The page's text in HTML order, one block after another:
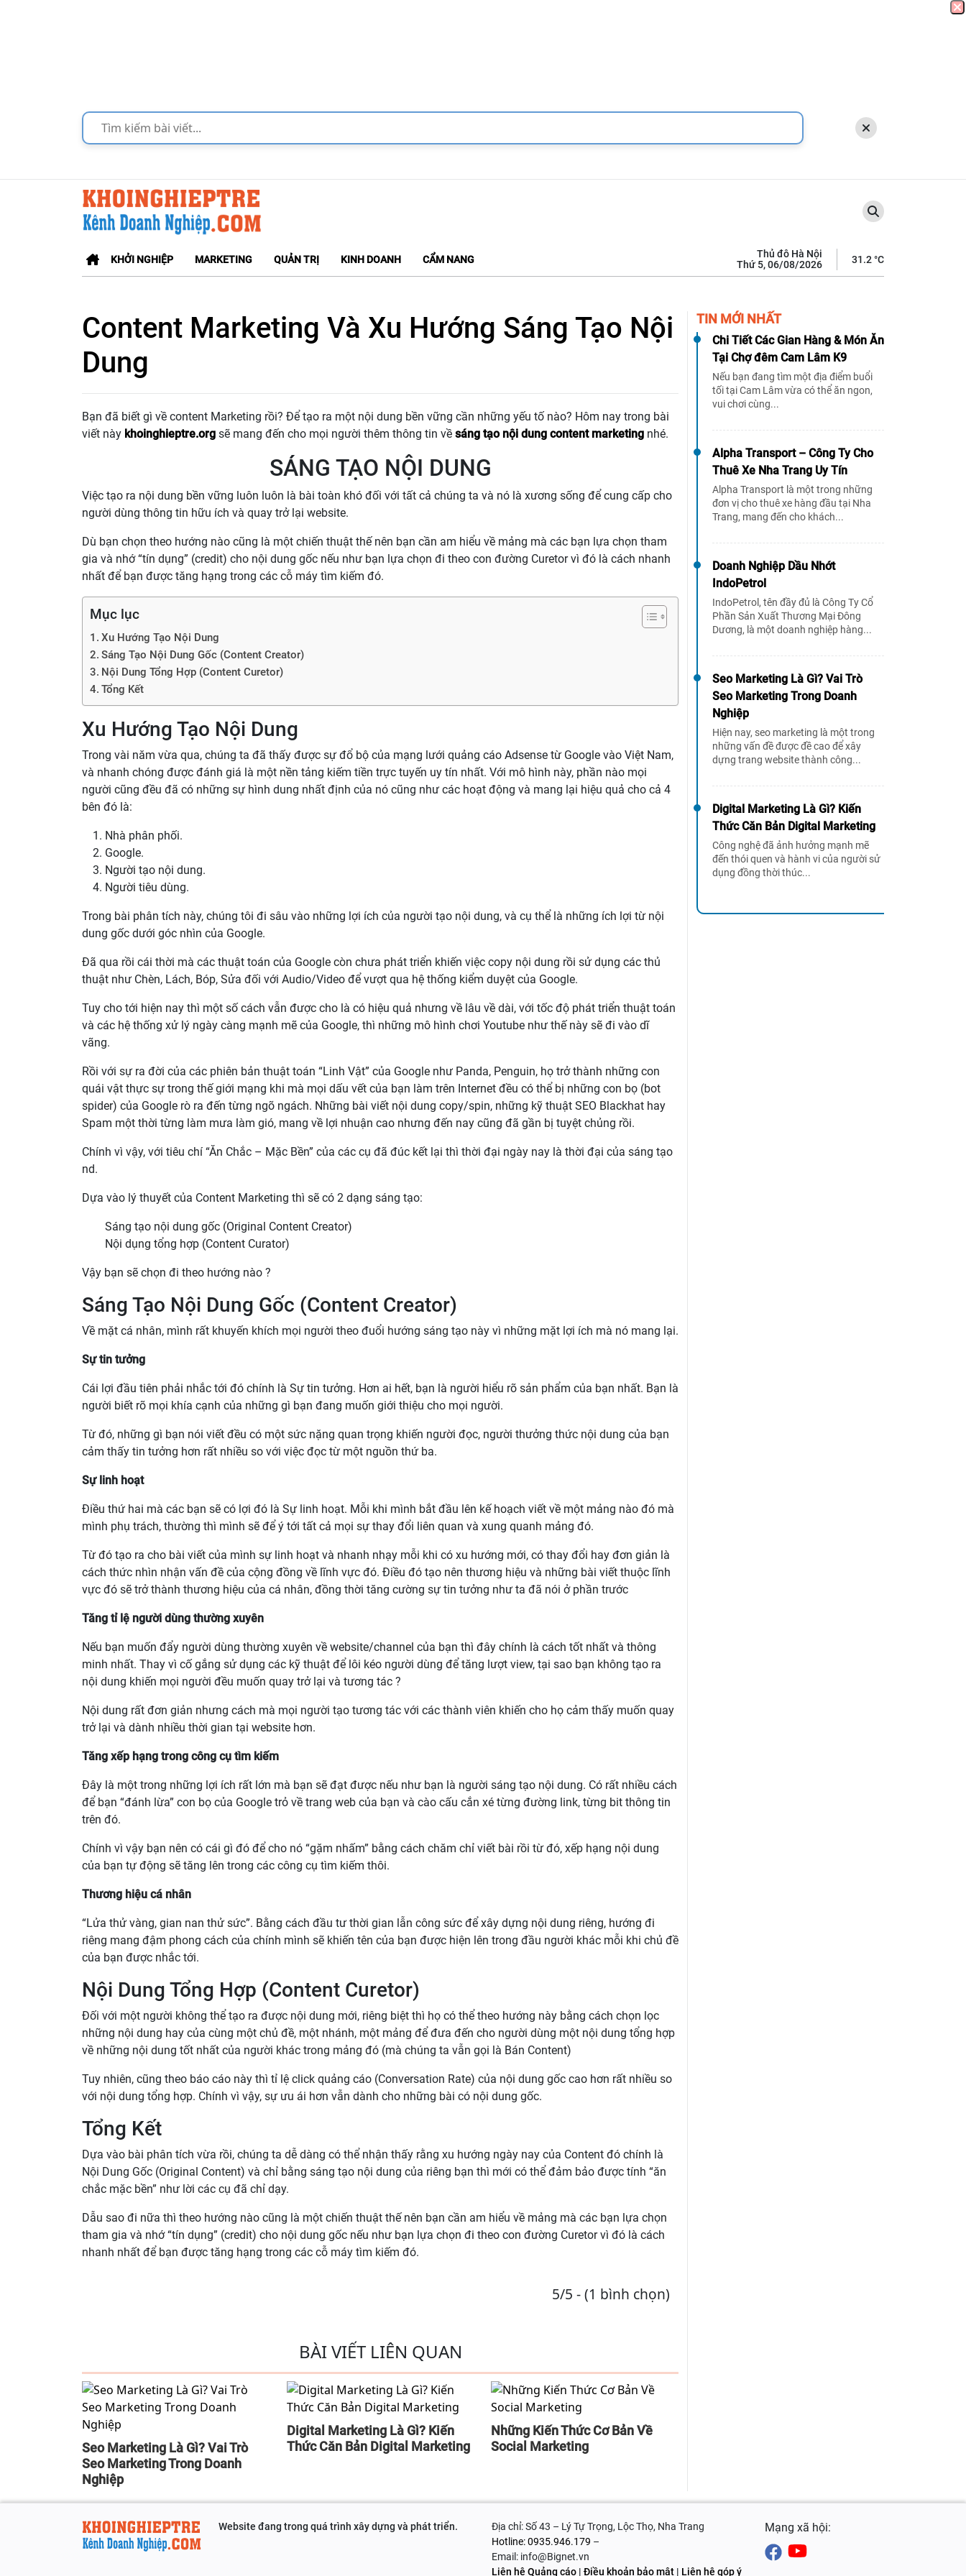
KHỞI NGHIỆP MARKETING QUẢN TRỊ KINH DOANH CẨM NANG
Thủ đô Hà Nội
Thứ 5, 06/08/2026
31.2 °C
Content Marketing Và Xu Hướng Sáng Tạo Nội
Dung
Bạn đã biết gì về content Marketing rồi? Để tạo ra một nội dung bền vững cần những yếu tố nào? Hôm nay trong bài
viết này khoinghieptre.org sẽ mang đến cho mọi người thêm thông tin về sáng tạo nội dung content marketing nhé.
SÁNG TẠO NỘI DUNG
Việc tạo ra nội dung bền vững luôn luôn là bài toàn khó đối với tất cả chúng ta và nó là xương sống để cung cấp cho
người dùng thông tin hữu ích và quay trở lại website.
Dù bạn chọn theo hướng nào cũng là một chiến thuật thế nên bạn cần am hiểu về mảng mà các bạn lựa chọn tham
gia và nhớ “tín dụng” (credit) cho nội dung gốc nếu như bạn lựa chọn đi theo con đường Curetor vì đó là cách nhanh
nhất để bạn được tăng hạng trong các cỗ máy tìm kiếm đó.
Mục lục
Xu Hướng Tạo Nội Dung
Sáng Tạo Nội Dung Gốc (Content Creator)
Nội Dung Tổng Hợp (Content Curetor)
Tổng Kết
Xu Hướng Tạo Nội Dung
Trong vài năm vừa qua, chúng ta đã thấy được sự đổ bộ của mạng lưới quảng cáo Adsense từ Google vào Việt Nam,
và nhanh chóng được đánh giá là một nền tảng kiếm tiền trực tuyến uy tín nhất. Với mô hình này, phần nào mọi
người cũng đều đã có những sự hình dung nhất định của nó cũng như các hoạt động và mang lại hiệu quả cho cả 4
bên đó là:
Nhà phân phối.
Google.
Người tạo nội dung.
Người tiêu dùng.
Trong bài phân tích này, chúng tôi đi sâu vào những lợi ích của người tạo nội dung, và cụ thể là những ích lợi từ nội
dung gốc dưới góc nhìn của Google.
Đã qua rồi cái thời mà các thuật toán của Google còn chưa phát triển khiến việc copy nội dung rồi sử dụng các thủ
thuật như Chèn, Lách, Bóp, Sửa đối với Audio/Video để vượt qua hệ thống kiểm duyệt của Google.
Tuy cho tới hiện nay thì một số cách vẫn được cho là có hiệu quả nhưng về lâu về dài, với tốc độ phát triển thuật toán
và các hệ thống xử lý ngày càng mạnh mẽ của Google, thì những mô hình chơi Youtube như thế này sẽ đi vào dĩ
vãng.
Rồi với sự ra đời của các phiên bản thuật toán “Linh Vật” của Google như Panda, Penguin, họ trở thành những con
quái vật thực sự trong thế giới mạng khi mà mọi dấu vết của bạn làm trên Internet đều có thể bị những con bọ (bot
spider) của Google rò ra đến từng ngõ ngách. Những bài viết nội dung copy/spin, những kỹ thuật SEO Blackhat hay
Spam một thời từng làm mưa làm gió, mang về lợi nhuận cao nhưng đến nay cũng đã gần bị tuyệt chủng rồi.
Chính vì vậy, với tiêu chí “Ăn Chắc – Mặc Bền” của các cụ đã đúc kết lại thì thời đại ngày nay là thời đại của sáng tạo
nd.
Dựa vào lý thuyết của Content Marketing thì sẽ có 2 dạng sáng tạo:
Sáng tạo nội dung gốc (Original Content Creator)
Nội dụng tổng hợp (Content Curator)
Vậy bạn sẽ chọn đi theo hướng nào ?
Sáng Tạo Nội Dung Gốc (Content Creator)
Về mặt cá nhân, mình rất khuyến khích mọi người theo đuổi hướng sáng tạo này vì những mặt lợi ích mà nó mang lại.
Sự tin tưởng
Cái lợi đầu tiên phải nhắc tới đó chính là Sự tin tưởng. Hơn ai hết, bạn là người hiểu rõ sản phẩm của bạn nhất. Bạn là
người biết rõ mọi khía cạnh của những gì bạn đang muốn giới thiệu cho mọi người.
Từ đó, những gì bạn nói viết đều có một sức nặng quan trọng khiến người đọc, người thưởng thức nội dung của bạn
cảm thấy tin tưởng hơn rất nhiều so với việc đọc từ một nguồn thứ ba.
Sự linh hoạt
Điều thứ hai mà các bạn sẽ có lợi đó là Sự linh hoạt. Mỗi khi mình bắt đầu lên kế hoạch viết về một mảng nào đó mà
mình phụ trách, thường thì mình sẽ để ý tới tất cả mọi sự thay đổi liên quan và xung quanh mảng đó.
Từ đó tạo ra cho bài viết của mình sự linh hoạt và nhanh nhạy mỗi khi có xu hướng mới, có thay đổi hay đơn giản là
cách thức nhìn nhận vấn đề của cộng đồng về lĩnh vực đó. Điều đó tạo nên thương hiệu và những bài viết thuộc lĩnh
vực đó sẽ trở thành thương hiệu của cá nhân, đồng thời tăng cường sự tin tưởng như ta đã nói ở phần trước
Tăng tỉ lệ người dùng thường xuyên
Nếu bạn muốn đẩy người dùng thường xuyên về website/channel của bạn thì đây chính là cách tốt nhất và thông
minh nhất. Thay vì cố gắng sử dụng các kỹ thuật để lôi kéo người dùng để tăng lượt view, tại sao bạn không tạo ra
nội dung khiến mọi người đều muốn quay trở lại và tương tác ?
Nội dung rất đơn giản nhưng cách mà mọi người tạo tương tác với các thành viên khiến cho họ cảm thấy muốn quay
trở lại và dành nhiều thời gian tại website hơn.
Tăng xếp hạng trong công cụ tìm kiếm
Đây là một trong những lợi ích rất lớn mà bạn sẽ đạt được nếu như bạn là người sáng tạo nội dung. Có rất nhiều cách
để bạn “đánh lừa” con bọ của Google trỏ về trang web của bạn và cào cấu cắn xé từng đường link, từng bit thông tin
trên đó.
Chính vì vậy bạn nên có cái gì đó để cho nó “gặm nhấm” bằng cách chăm chỉ viết bài rồi từ đó, xếp hạng nội dung
của bạn tự động sẽ tăng lên trong các công cụ tìm kiếm thôi.
Thương hiệu cá nhân
“Lửa thử vàng, gian nan thử sức”. Bằng cách đầu tư thời gian lẫn công sức để xây dựng nội dung riêng, hướng đi
riêng mang đậm phong cách của chính mình sẽ khiến tên của bạn được hiện lên trong đầu người khác mỗi khi chủ đề
của bạn được nhắc tới.
Nội Dung Tổng Hợp (Content Curetor)
Đối với một người không thể tạo ra được nội dung mới, riêng biệt thì họ có thể theo hướng này bằng cách chọn lọc
những nội dung hay của cùng một chủ đề, một nhánh, một mảng để đưa đến cho người dùng một nội dung tổng hợp
về những nội dung tốt nhất của người khác trong mảng đó (mà chúng ta vẫn gọi là Bán Content)
Tuy nhiên, cũng theo báo cáo này thì tỉ lệ click quảng cáo (Conversation Rate) của nội dung gốc cao hơn rất nhiều so
với nội dung tổng hợp. Chính vì vậy, sự ưu ái hơn vẫn dành cho những bài có nội dung gốc.
Tổng Kết
Dựa vào bài phân tích vừa rồi, chúng ta dễ dàng có thể nhận thấy rằng xu hướng ngày nay của Content đó chính là
Nội Dung Gốc (Original Content) và chỉ bằng sáng tạo nội dung của riêng bạn thì mới có thể đảm bảo được tính “ăn
chắc mặc bền” như lời các cụ đã chỉ dạy.
Dẫu sao đi nữa thì theo hướng nào cũng là một chiến thuật thế nên bạn cần am hiểu về mảng mà các bạn lựa chọn
tham gia và nhớ “tín dụng” (credit) cho nội dung gốc nếu như bạn lựa chọn đi theo con đường Curetor vì đó là cách
nhanh nhất để bạn được tăng hạng trong các cỗ máy tìm kiếm đó.
5/5 - (1 bình chọn)
BÀI VIẾT LIÊN QUAN
Seo Marketing Là Gì? Vai Trò
Seo Marketing Trong Doanh
Nghiệp
Digital Marketing Là Gì? Kiến
Thức Căn Bản Digital Marketing
Những Kiến Thức Cơ Bản Về
Social Marketing
TIN MỚI NHẤT
Chi Tiết Các Gian Hàng & Món Ăn
Tại Chợ đêm Cam Lâm K9
Nếu bạn đang tìm một địa điểm buổi
tối tại Cam Lâm vừa có thể ăn ngon,
vui chơi cùng...
Alpha Transport – Công Ty Cho
Thuê Xe Nha Trang Uy Tín
Alpha Transport là một trong những
đơn vị cho thuê xe hàng đầu tại Nha
Trang, mang đến cho khách...
Doanh Nghiệp Dầu Nhớt
IndoPetrol
IndoPetrol, tên đầy đủ là Công Ty Cổ
Phần Sản Xuất Thương Mại Đông
Dương, là một doanh nghiệp hàng...
Seo Marketing Là Gì? Vai Trò
Seo Marketing Trong Doanh
Nghiệp
Hiện nay, seo marketing là một trong
những vấn đề được đề cao để xây
dựng trang website thành công...
Digital Marketing Là Gì? Kiến
Thức Căn Bản Digital Marketing
Công nghệ đã ảnh hưởng mạnh mẽ
đến thói quen và hành vi của người sử
dụng đồng thời thúc...
Website đang trong quá trình xây dựng và phát triển.
Địa chỉ: Số 43 – Lý Tự Trọng, Lộc Thọ, Nha Trang
Hotline: 0935.946.179 –
Email: info@Bignet.vn
Liên hệ Quảng cáo | Điều khoản bảo mật | Liên hệ góp ý
Mạng xã hội: